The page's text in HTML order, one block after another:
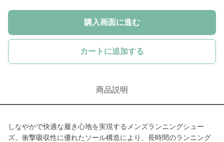
購入画面に進む
カートに追加する
商品説明
しなやかで快適な履き心地を実現するメンズランニングシュー
ズ。衝撃吸収性に優れたソール構造により、長時間のランニング